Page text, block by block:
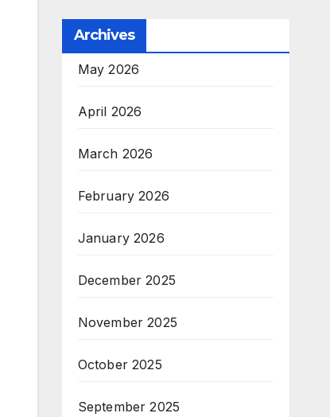
Archives
May 2026
April 2026
March 2026
February 2026
January 2026
December 2025
November 2025
October 2025
September 2025